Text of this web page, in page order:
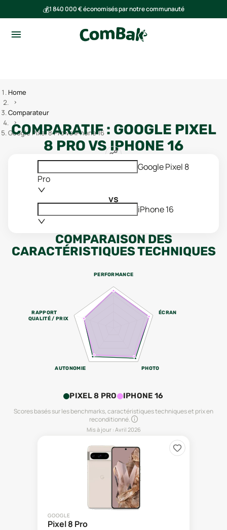
💰1 840 000 € économisés par notre communauté
Home
Comparateur
Google Pixel 8 Pro vs iPhone 16
COMPARATIF : GOOGLE PIXEL
8 PROVS IPHONE 16
Google Pixel 8
Pro
vs
iPhone 16
COMPARAISON DES
CARACTÉRISTIQUES TECHNIQUES
PERFORMANCE
ÉCRAN
PHOTO
AUTONOMIE
RAPPORT
QUALITÉ / PRIX
PIXEL 8 PRO IPHONE 16
Scores basés sur les benchmarks, caractéristiques techniques et prix en
reconditionné.
Mis à jour : Avril 2026
GOOGLE
Pixel 8 Pro